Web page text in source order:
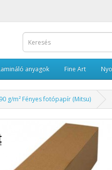
anyagok Fine Art
g/m² Fényes fotópapír (Mitsu)